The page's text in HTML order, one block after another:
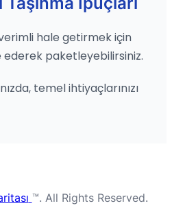
hale getirmek için
ederek paketleyebilirsiniz.
temel ihtiyaçlarınızı
™. All Rights Reserved.